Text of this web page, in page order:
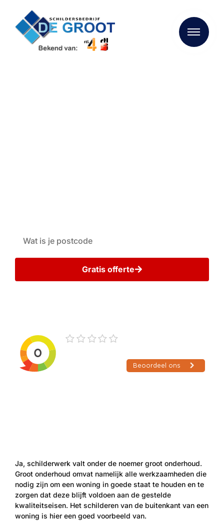
Gratis offerte
Ja, schilderwerk valt onder de noemer groot onderhoud.
Groot onderhoud omvat namelijk alle werkzaamheden die
nodig zijn om een woning in goede staat te houden en te
zorgen dat deze blijft voldoen aan de gestelde
kwaliteitseisen. Het schilderen van de buitenkant van een
woning is hier een goed voorbeeld van.